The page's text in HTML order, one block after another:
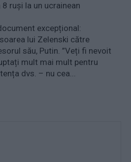
8 ruși la un ucrainean
excepțional:
lui Zelenski către
său, Putin. ”Veți fi nevoit
mult mai mult pentru
dvs. – nu cea...